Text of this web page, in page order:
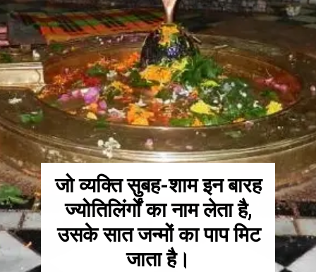
जो व्यक्ति सुबह-शाम इन बारह
ज्योतिलिंर्गों का नाम लेता है,
उसके सात जन्मों का पाप मिट
जाता है।